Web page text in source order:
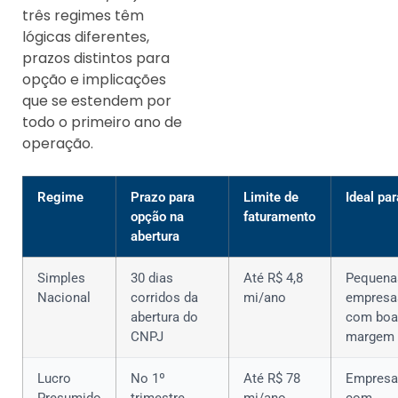
três regimes têm
lógicas diferentes,
prazos distintos para
opção e implicações
que se estendem por
todo o primeiro ano de
operação.
Regime
Prazo para
opção na
abertura
Limite de
faturamento
Ideal
Simples
Nacional
30 dias
corridos da
abertura do
CNPJ
Até R$ 4,8
mi/ano
com boa
margem
Lucro
No 1º
Até R$ 78